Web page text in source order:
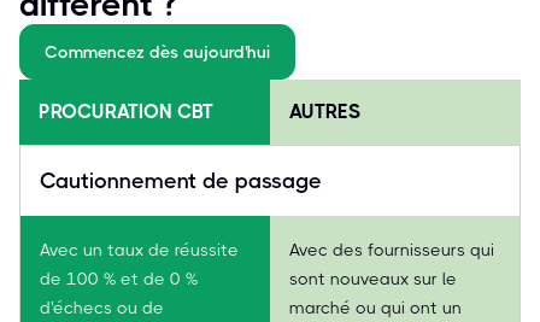
Commencez dès aujourd'hui
PROCURATION CBT AUTRES
Cautionnement de passage
Avec un taux de réussite
de 100 % et de 0 %
d'échecs ou de
Avec des fournisseurs qui
sont nouveaux sur le
marché ou qui ont un